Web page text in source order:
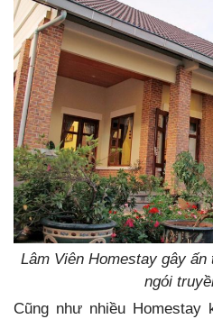
Lâm Viên Homestay gây
ngói
Cũng như nhiều